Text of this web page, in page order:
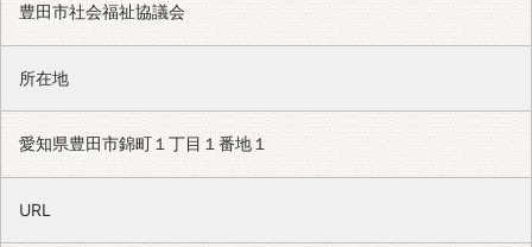
豊田市社会福祉協議会
所在地
愛知県豊田市錦町１丁目１番地１
URL